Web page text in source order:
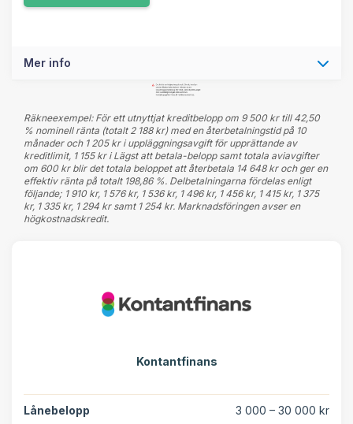
Mer info
Räkneexempel: För ett utnyttjat kreditbelopp om 9 500 kr till 42,50
% nominell ränta (totalt 2 188 kr) med en återbetalningstid på 10
månader och 1 205 kr i uppläggningsavgift för upprättande av
kreditlimit, 1 155 kr i Lägst att betala-belopp samt totala aviavgifter
om 600 kr blir det totala beloppet att återbetala 14 648 kr och ger en
effektiv ränta på totalt 198,86 %. Delbetalningarna fördelas enligt
följande; 1 910 kr, 1 576 kr, 1 536 kr, 1 496 kr, 1 456 kr, 1 415 kr, 1 375
kr, 1 335 kr, 1 294 kr samt 1 254 kr. Marknadsföringen avser en
högkostnadskredit.
Kontantfinans
Lånebelopp 3 000 – 30 000 kr